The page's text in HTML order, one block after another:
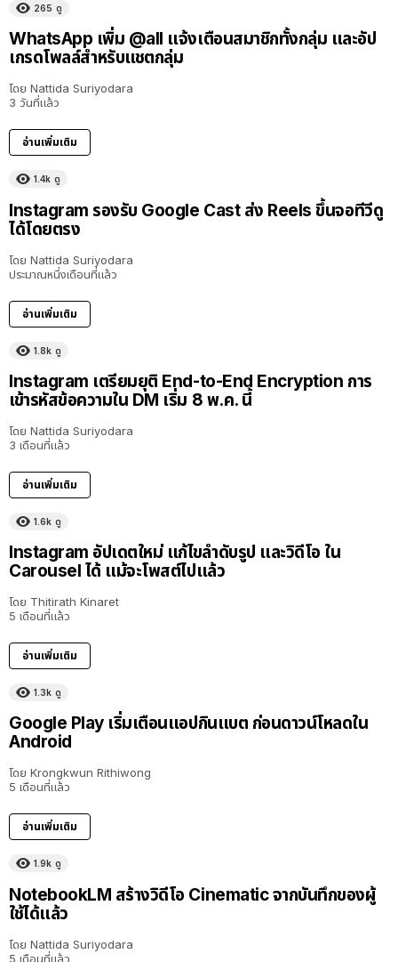
265 ดู
WhatsApp เพิ่ม @all แจ้งเตือนสมาชิกทั้งกลุ่ม และอัป
เกรดโพลล์สำหรับแชตกลุ่ม
โดย Nattida Suriyodara
3 วันที่แล้ว
อ่านเพิ่มเติม
1.4k ดู
Instagram รองรับ Google Cast ส่ง Reels ขึ้นจอทีวีดู
ได้โดยตรง
โดย Nattida Suriyodara
ประมาณหนึ่งเดือนที่แล้ว
อ่านเพิ่มเติม
1.8k ดู
Instagram เตรียมยุติ End-to-End Encryption การ
เข้ารหัสข้อความใน DM เริ่ม 8 พ.ค. นี้
โดย Nattida Suriyodara
3 เดือนที่แล้ว
อ่านเพิ่มเติม
1.6k ดู
Instagram อัปเดตใหม่ แก้ไขลำดับรูป และวิดีโอ ใน
Carousel ได้ แม้จะโพสต์ไปแล้ว
โดย Thitirath Kinaret
5 เดือนที่แล้ว
อ่านเพิ่มเติม
1.3k ดู
Google Play เริ่มเตือนแอปกินแบต ก่อนดาวน์โหลดใน
Android
โดย Krongkwun Rithiwong
5 เดือนที่แล้ว
อ่านเพิ่มเติม
1.9k ดู
NotebookLM สร้างวิดีโอ Cinematic จากบันทึกของผู้
ใช้ได้แล้ว
โดย Nattida Suriyodara
5 เดือนที่แล้ว